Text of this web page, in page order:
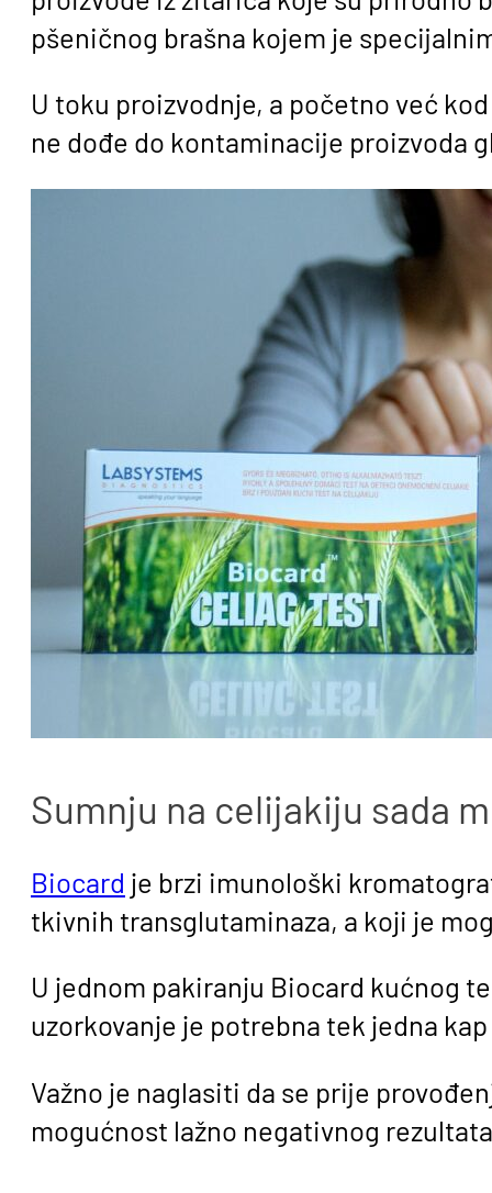
pšeničnog brašna kojem je
U toku proizvodnje, a početno već
ne dođe do kontaminacije proizvoda
Sumnju na celijakiju sada
Biocard je brzi imunološki
tkivnih transglutaminaza, a koji je
U jednom pakiranju Biocard kućnog
uzorkovanje je potrebna tek jedna
Važno je naglasiti da se prije
mogućnost lažno negativnog